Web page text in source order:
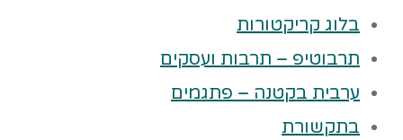
בלוג קריקטורות
תרבוטיפ – תרבות ועסקים
ערבית בקטנה – פתגמים
בתקשורת